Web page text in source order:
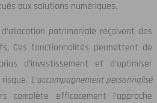
aux solutions numériques.
patrimoniale reçoivent des
Ces fonctionnalités permettent de
d’investissement et d’optimiser
L’accompagnement personnalisé
complète efficacement l’approche